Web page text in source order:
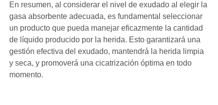
En resumen, al considerar el nivel de exudado al elegir la
gasa absorbente adecuada, es fundamental seleccionar
un producto que pueda manejar eficazmente la cantidad
de líquido producido por la herida. Esto garantizará una
gestión efectiva del exudado, mantendrá la herida limpia
y seca, y promoverá una cicatrización óptima en todo
momento.